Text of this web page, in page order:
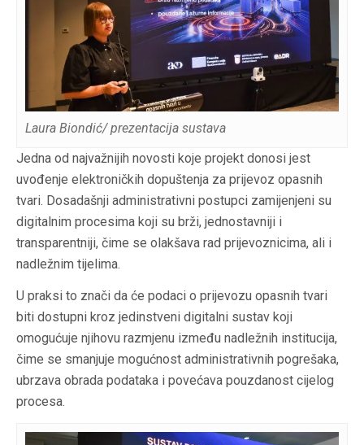
Laura Biondić/ prezentacija sustava
Jedna od najvažnijih novosti koje projekt donosi jest
uvođenje elektroničkih dopuštenja za prijevoz opasnih
tvari. Dosadašnji administrativni postupci zamijenjeni su
digitalnim procesima koji su brži, jednostavniji i
transparentniji, čime se olakšava rad prijevoznicima, ali i
nadležnim tijelima.
U praksi to znači da će podaci o prijevozu opasnih tvari
biti dostupni kroz jedinstveni digitalni sustav koji
omogućuje njihovu razmjenu između nadležnih institucija,
čime se smanjuje mogućnost administrativnih pogrešaka,
ubrzava obrada podataka i povećava pouzdanost cijelog
procesa.